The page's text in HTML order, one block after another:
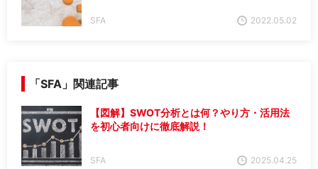
2022.05.02
SFA
「SFA」関連記事
【図解】SWOT分析とは何？やり方・活用法
を初心者向けに徹底解説！
2025.04.25
SFA